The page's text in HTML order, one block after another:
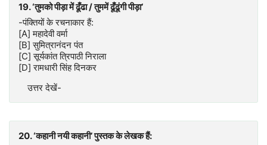
19. ‘तुमको पीड़ा में ढूँढा / तुममें ढूँढूंगी पीड़ा’
-पंक्तियों के रचनाकार हैं:
[A] महादेवी वर्मा
[B] सुमित्रानंदन पंत
[C] सूर्यकांत त्रिपाठी निराला
[D] रामधारी सिंह दिनकर
उत्तर देखें-
20. ‘कहानी नयी कहानी’ पुस्तक के लेखक हैं: